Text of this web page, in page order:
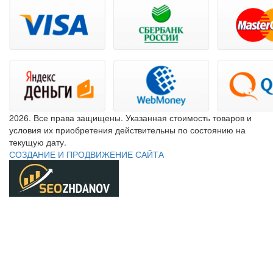
2026. Все права защищены. Указанная стоимость товаров и
условия их приобретения действительны по состоянию на
текущую дату.
СОЗДАНИЕ И ПРОДВИЖЕНИЕ САЙТА